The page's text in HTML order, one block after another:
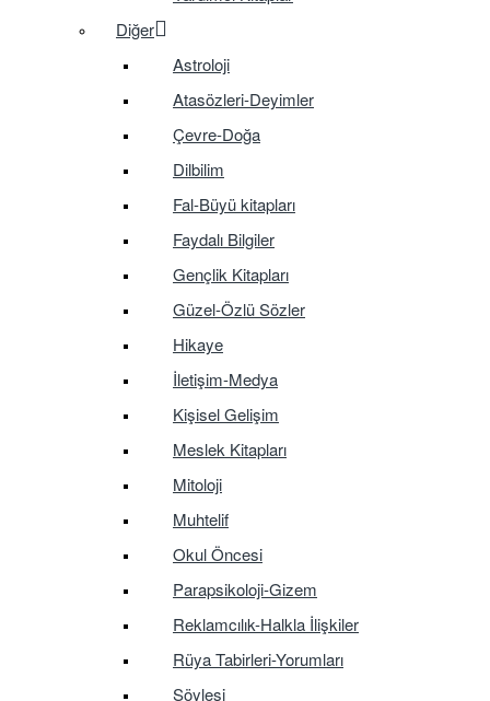
Diğer
Astroloji
Atasözleri-Deyimler
Çevre-Doğa
Dilbilim
Fal-Büyü kitapları
Faydalı Bilgiler
Gençlik Kitapları
Güzel-Özlü Sözler
Hikaye
İletişim-Medya
Kişisel Gelişim
Meslek Kitapları
Mitoloji
Muhtelif
Okul Öncesi
Parapsikoloji-Gizem
Reklamcılık-Halkla İlişkiler
Rüya Tabirleri-Yorumları
Söyleşi